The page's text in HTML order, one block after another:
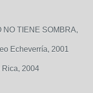
NO TIENE SOMBRA,
Echeverría, 2001
2004